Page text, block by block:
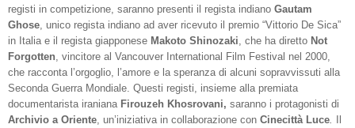
registi in competizione, saranno presenti il regista indiano Gautam
Ghose , unico regista indiano ad aver ricevuto il premio “Vittorio De Sica”
in Italia e il regista giapponese Makoto Shinozaki , che ha diretto Not
Forgotten , vincitore al Vancouver International Film Festival nel 2000,
che racconta l’orgoglio, l’amore e la speranza di alcuni sopravvissuti alla
Seconda Guerra Mondiale. Questi registi, insieme alla premiata
documentarista iraniana Firouzeh Khosrovani, saranno i protagonisti di
Archivio a Oriente , un’iniziativa in collaborazione con Cinecittà Luce